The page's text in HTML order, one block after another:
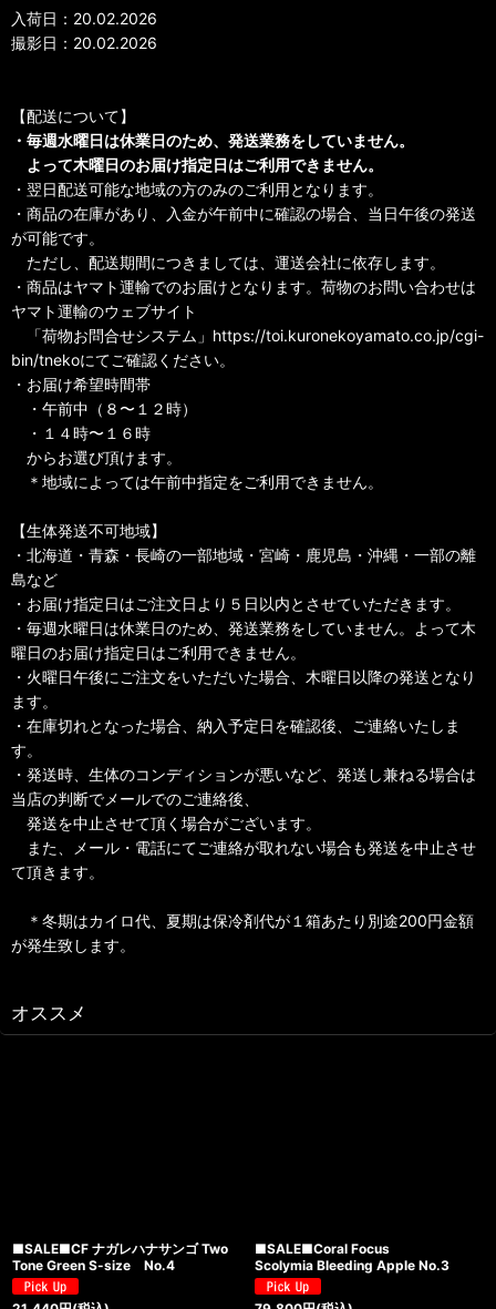
入荷日：20.02.2026
撮影日：20.02.2026
【配送について】
・毎週水曜日は休業日のため、発送業務をしていません。
よって木曜日のお届け指定日はご利用できません。
・翌日配送可能な地域の方のみのご利用となります。
・商品の在庫があり、入金が午前中に確認の場合、当日午後の発送
が可能です。
ただし、配送期間につきましては、運送会社に依存します。
・商品はヤマト運輸でのお届けとなります。荷物のお問い合わせは
ヤマト運輸のウェブサイト
「荷物お問合せシステム」https://toi.kuronekoyamato.co.jp/cgi-
bin/tnekoにてご確認ください。
・お届け希望時間帯
・午前中（８〜１２時）
・１４時〜１６時
からお選び頂けます。
＊地域によっては午前中指定をご利用できません。
【生体発送不可地域】
・北海道・青森・長崎の一部地域・宮崎・鹿児島・沖縄・一部の離
島など
・お届け指定日はご注文日より５日以内とさせていただきます。
・毎週水曜日は休業日のため、発送業務をしていません。よって木
曜日のお届け指定日はご利用できません。
・火曜日午後にご注文をいただいた場合、木曜日以降の発送となり
ます。
・在庫切れとなった場合、納入予定日を確認後、ご連絡いたしま
す。
・発送時、生体のコンディションが悪いなど、発送し兼ねる場合は
当店の判断でメールでのご連絡後、
発送を中止させて頂く場合がございます。
また、メール・電話にてご連絡が取れない場合も発送を中止させ
て頂きます。
＊冬期はカイロ代、夏期は保冷剤代が１箱あたり別途200円金額
が発生致します。
オススメ
■SALE■CF ナガレハナサンゴ Two
Tone Green S-size No.4
■SALE■Coral Focus
Scolymia Bleeding Apple No.3